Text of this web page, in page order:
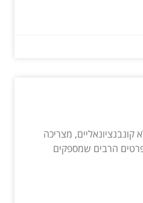
קונבנציונאליים, מצריכה
הרבים שמספקים